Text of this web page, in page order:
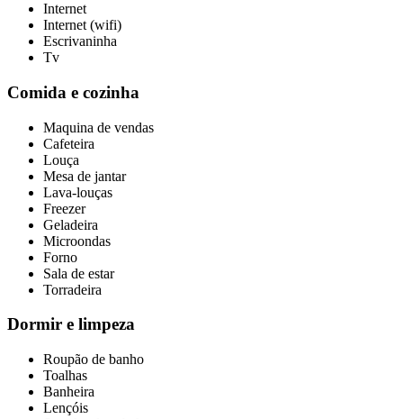
Internet
Internet (wifi)
Escrivaninha
Tv
Comida e cozinha
Maquina de vendas
Cafeteira
Louça
Mesa de jantar
Lava-louças
Freezer
Geladeira
Microondas
Forno
Sala de estar
Torradeira
Dormir e limpeza
Roupão de banho
Toalhas
Banheira
Lençóis